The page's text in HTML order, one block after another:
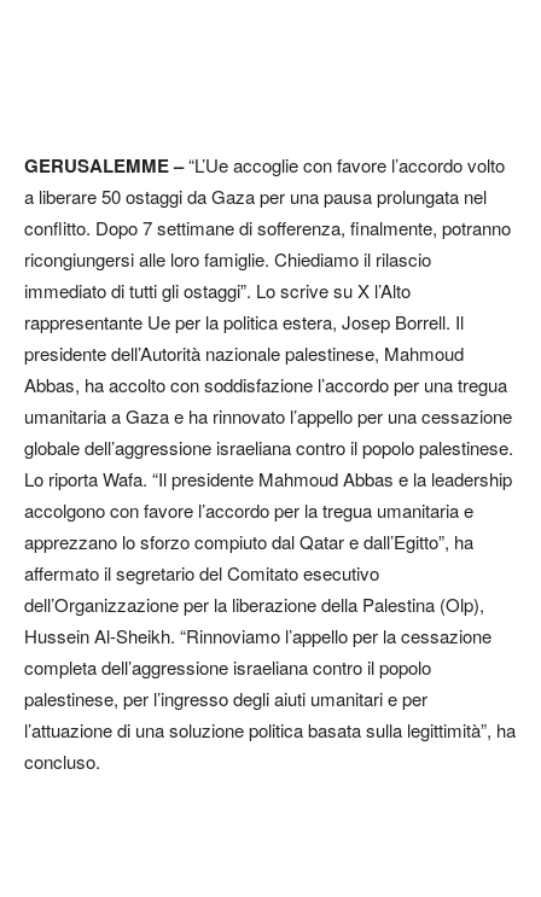
GERUSALEMME –“L’Ue accoglie con favore l’accordo volto
a liberare 50 ostaggi da Gaza per una pausa prolungata nel
conflitto. Dopo 7 settimane di sofferenza, finalmente, potranno
ricongiungersi alle loro famiglie. Chiediamo il rilascio
immediato di tutti gli ostaggi”. Lo scrive su X l’Alto
rappresentante Ue per la politica estera, Josep Borrell. Il
presidente dell’Autorità nazionale palestinese, Mahmoud
Abbas, ha accolto con soddisfazione l’accordo per una tregua
umanitaria a Gaza e ha rinnovato l’appello per una cessazione
globale dell’aggressione israeliana contro il popolo palestinese.
Lo riporta Wafa. “Il presidente Mahmoud Abbas e la leadership
accolgono con favore l’accordo per la tregua umanitaria e
apprezzano lo sforzo compiuto dal Qatar e dall’Egitto”, ha
affermato il segretario del Comitato esecutivo
dell’Organizzazione per la liberazione della Palestina (Olp),
Hussein Al-Sheikh. “Rinnoviamo l’appello per la cessazione
completa dell’aggressione israeliana contro il popolo
palestinese, per l’ingresso degli aiuti umanitari e per
l’attuazione di una soluzione politica basata sulla legittimità”, ha
concluso.